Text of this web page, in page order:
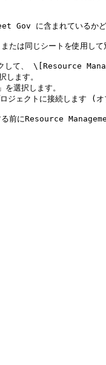
Gov に含まれているかど
たは同じシートを使用
して、 \[Resource
ます。
選択します。
ジェクトに接続します (オ
前にResource